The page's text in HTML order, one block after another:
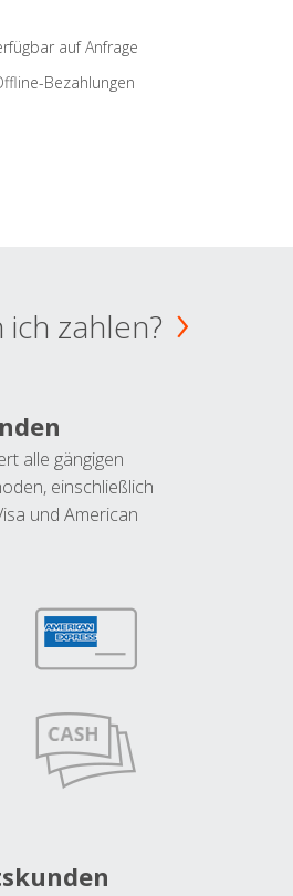
auf Anfrage
Bezahlungen
ich zahlen?
alle gängigen
einschließlich
und American